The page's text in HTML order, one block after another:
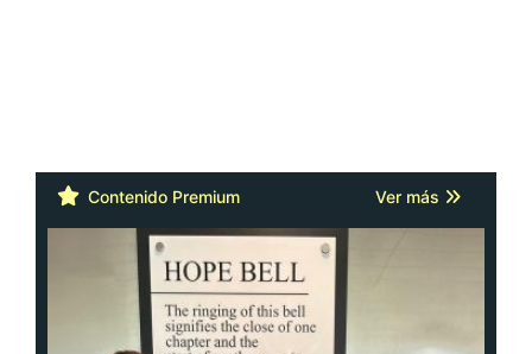
Contenido Premium Ver más